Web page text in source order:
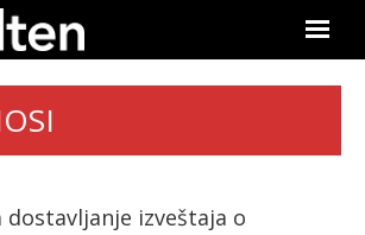
dostavljanje izveštaja o